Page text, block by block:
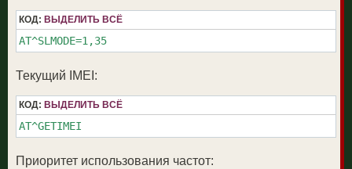
КОД: ВЫДЕЛИТЬ ВСЁ
AT^SLMODE=1,35
Текущий IMEI:
КОД: ВЫДЕЛИТЬ ВСЁ
AT^GETIMEI
Приоритет использования частот: